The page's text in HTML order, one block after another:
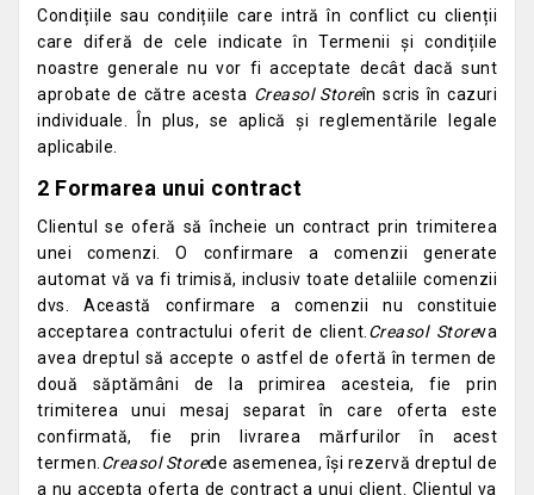
Condițiile sau condițiile care intră în conflict cu clienții
care diferă de cele indicate în Termenii și condițiile
noastre generale nu vor fi acceptate decât dacă sunt
aprobate de către acesta Creasol Storeîn scris în cazuri
individuale. În plus, se aplică și reglementările legale
aplicabile.
2 Formarea unui contract
Clientul se oferă să încheie un contract prin trimiterea
unei comenzi. O confirmare a comenzii generate
automat vă va fi trimisă, inclusiv toate detaliile comenzii
dvs. Această confirmare a comenzii nu constituie
acceptarea contractului oferit de client. Creasol Storeva
avea dreptul să accepte o astfel de ofertă în termen de
două săptămâni de la primirea acesteia, fie prin
trimiterea unui mesaj separat în care oferta este
confirmată, fie prin livrarea mărfurilor în acest
termen. Creasol Storede asemenea, își rezervă dreptul de
a nu accepta oferta de contract a unui client. Clientul va